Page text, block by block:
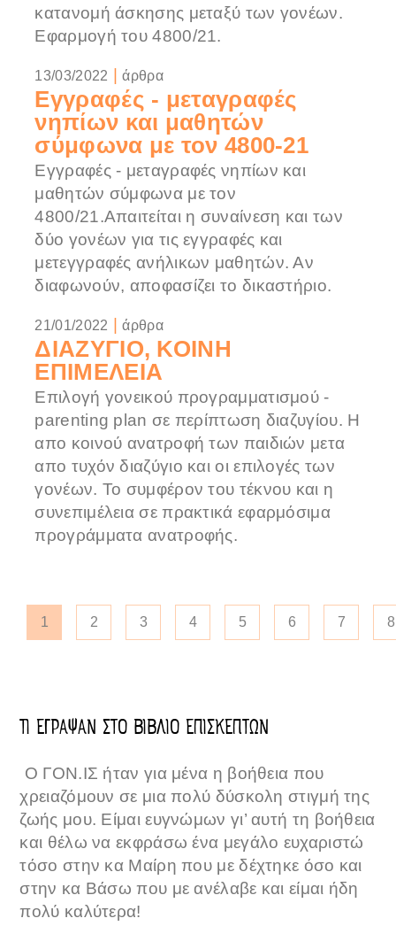
κατανομή άσκησης μεταξύ των γονέων.
Εφαρμογή του 4800/21.
13/03/2022 | άρθρα
Εγγραφές - μεταγραφές
νηπίων και μαθητών
σύμφωνα με τον 4800-21
Εγγραφές - μεταγραφές νηπίων και
μαθητών σύμφωνα με τον
4800/21.Απαιτείται η συναίνεση και των
δύο γονέων για τις εγγραφές και
μετεγγραφές ανήλικων μαθητών. Αν
διαφωνούν, αποφασίζει το δικαστήριο.
21/01/2022 | άρθρα
ΔΙΑΖΥΓΙΟ, ΚΟΙΝΗ
ΕΠΙΜΕΛΕΙΑ
Επιλογή γονεικού προγραμματισμού -
parenting plan σε περίπτωση διαζυγίου. Η
απο κοινού ανατροφή των παιδιών μετα
απο τυχόν διαζύγιο και οι επιλογές των
γονέων. Το συμφέρον του τέκνου και η
συνεπιμέλεια σε πρακτικά εφαρμόσιμα
προγράμματα ανατροφής.
1 2 3 4 5 6 7 8
ΤΙ ΕΓΡΑΨΑΝ ΣΤΟ ΒΙΒΛΙΟ ΕΠΙΣΚΕΠΤΩΝ
Ο ΓΟΝ.ΙΣ ήταν για μένα η βοήθεια που
χρειαζόμουν σε μια πολύ δύσκολη στιγμή της
ζωής μου. Είμαι ευγνώμων γι’ αυτή τη βοήθεια
και θέλω να εκφράσω ένα μεγάλο ευχαριστώ
τόσο στην κα Μαίρη που με δέχτηκε όσο και
στην κα Βάσω που με ανέλαβε και είμαι ήδη
πολύ καλύτερα!